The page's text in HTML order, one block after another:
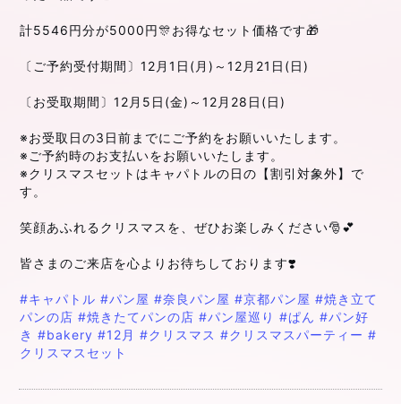
計5546円分が5000円🎊お得なセット価格です🎁
〔ご予約受付期間〕12月1日(月)～12月21日(日)
〔お受取期間〕12月5日(金)～12月28日(日)
※お受取日の3日前までにご予約をお願いいたします。
※ご予約時のお支払いをお願いいたします。
※クリスマスセットはキャパトルの日の【割引対象外】で
す。
笑顔あふれるクリスマスを、ぜひお楽しみください🎅💕
皆さまのご来店を心よりお待ちしております❣️
#キャパトル #パン屋 #奈良パン屋 #京都パン屋 #焼き立て
パンの店 #焼きたてパンの店 #パン屋巡り #ぱん #パン好
き #bakery #12月 #クリスマス #クリスマスパーティー #
クリスマスセット